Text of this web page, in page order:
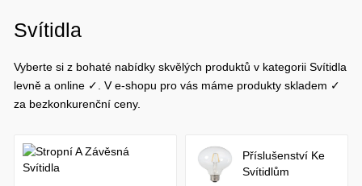
Svítidla
Vyberte si z bohaté nabídky skvělých produktů v kategorii Svítidla
levně a online ✓. V e-shopu pro vás máme produkty skladem ✓
za bezkonkurenční ceny.
Příslušenství Ke
Svítidlům